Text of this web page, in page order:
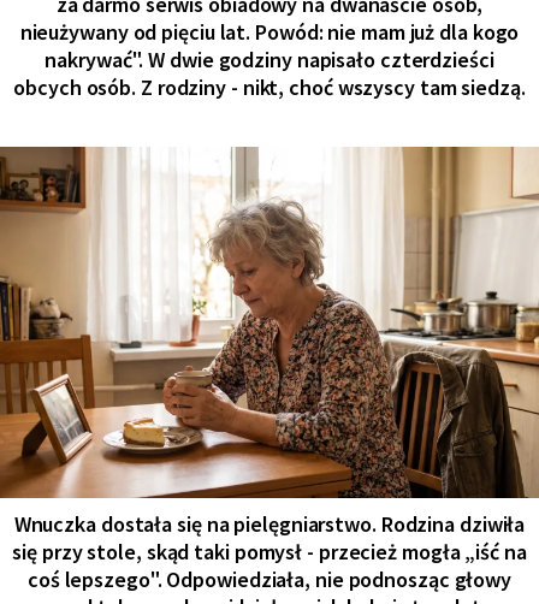
nieużywany od pięciu lat. Powód: nie mam już dla kogo
nakrywać". W dwie godziny napisało czterdzieści
obcych osób. Z rodziny - nikt, choć wszyscy tam siedzą.
Wnuczka dostała się na pielęgniarstwo. Rodzina dziwiła
się przy stole, skąd taki pomysł - przecież mogła „iść na
coś lepszego". Odpowiedziała, nie podnosząc głowy